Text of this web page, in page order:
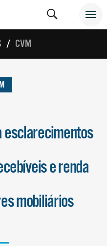
CVM
esclarecimentos
e renda
mobiliários